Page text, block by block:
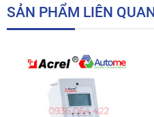
SẢN PHẨM LIÊN